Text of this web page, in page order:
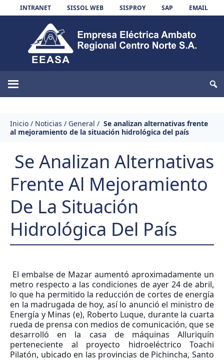
Skip to content
INTRANET SISSOL WEB SISPROY SAP EMAIL
EEASA
Inicio / Noticias / General / Se analizan alternativas frente
al mejoramiento de la situación hidrológica del país
Se Analizan Alternativas
Frente Al Mejoramiento
De La Situación
Hidrológica Del País
El embalse de Mazar aumentó aproximadamente un
metro respecto a las condiciones de ayer 24 de abril,
lo que ha permitido la reducción de cortes de energía
en la madrugada de hoy, así lo anunció el ministro de
Energía y Minas (e), Roberto Luque, durante la cuarta
rueda de prensa con medios de comunicación, que se
desarrolló en la casa de máquinas Alluriquín
perteneciente al proyecto hidroeléctrico Toachi
Pilatón, ubicado en las provincias de Pichincha, Santo